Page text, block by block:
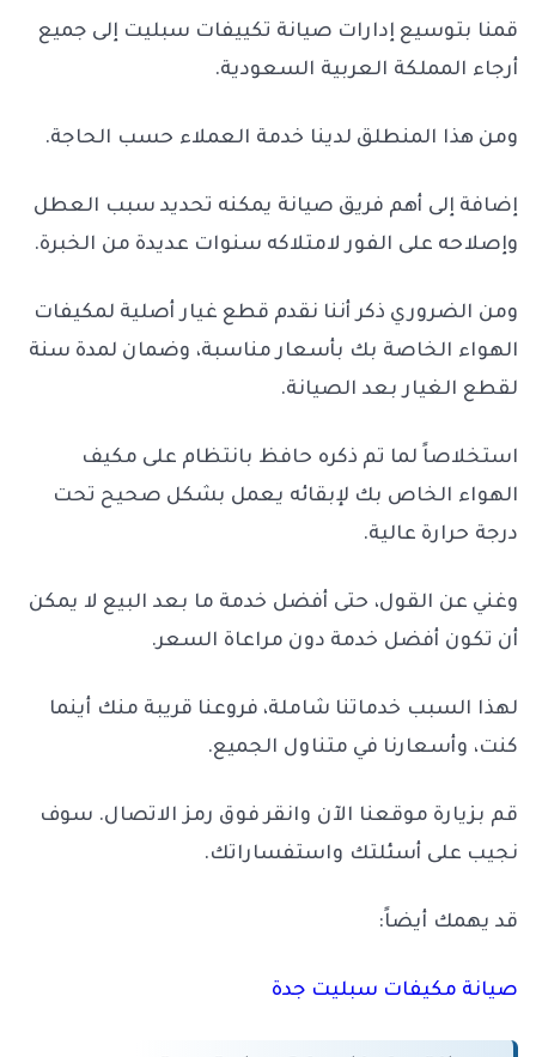
قمنا بتوسيع إدارات صيانة تكييفات سبليت إلى جميع
أرجاء المملكة العربية السعودية.
ومن هذا المنطلق لدينا خدمة العملاء حسب الحاجة.
إضافة إلى أهم فريق صيانة يمكنه تحديد سبب العطل
وإصلاحه على الفور لامتلاكه سنوات عديدة من الخبرة.
ومن الضروري ذكر أننا نقدم قطع غيار أصلية لمكيفات
الهواء الخاصة بك بأسعار مناسبة، وضمان لمدة سنة
لقطع الغيار بعد الصيانة.
استخلاصاً لما تم ذكره حافظ بانتظام على مكيف
الهواء الخاص بك لإبقائه يعمل بشكل صحيح تحت
درجة حرارة عالية.
وغني عن القول، حتى أفضل خدمة ما بعد البيع لا يمكن
أن تكون أفضل خدمة دون مراعاة السعر.
لهذا السبب خدماتنا شاملة، فروعنا قريبة منك أينما
كنت، وأسعارنا في متناول الجميع.
قم بزيارة موقعنا الآن وانقر فوق رمز الاتصال. سوف
نجيب على أسئلتك واستفساراتك.
قد يهمك أيضاً:
صيانة مكيفات سبليت جدة